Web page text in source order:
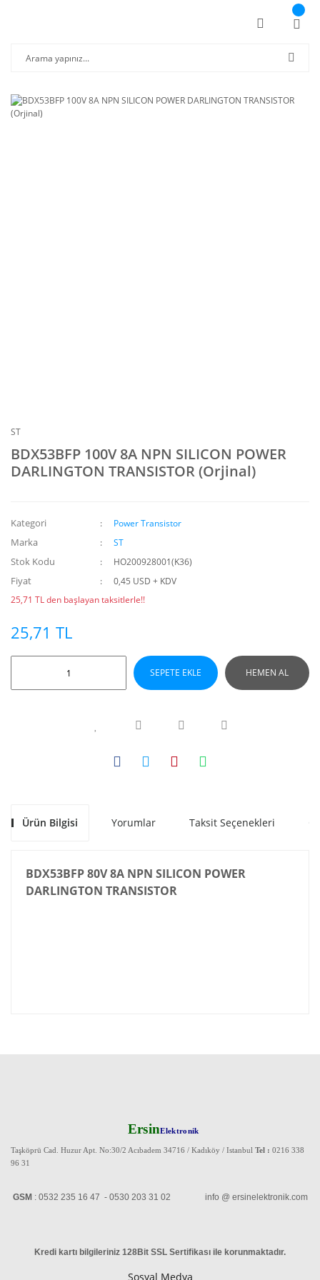
ST
BDX53BFP 100V 8A NPN SILICON POWER
DARLINGTON TRANSISTOR (Orjinal)
Kategori Power Transistor
Marka ST
Stok Kodu HO200928001(K36)
Fiyat
0,45 USD + KDV
25,71 TL den başlayan taksitlerle!!
25,71 TL
SEPETE EKLE HEMEN AL
Ürün Bilgisi Yorumlar Taksit Seçenekleri
BDX53BFP 80V 8A NPN SILICON POWER
DARLINGTON TRANSISTOR
ErsinElektronik
Taşköprü Cad. Huzur Apt. No:30/2 Acıbadem 34716 / Kadıköy / Istanbul Tel : 0216 338
96 31
GSM : 0532 235 16 47 - 0530 203 31 02 info @ ersinelektronik.com
Kredi kartı bilgileriniz 128Bit SSL Sertifikası ile korunmaktadır.
Sosyal Medya